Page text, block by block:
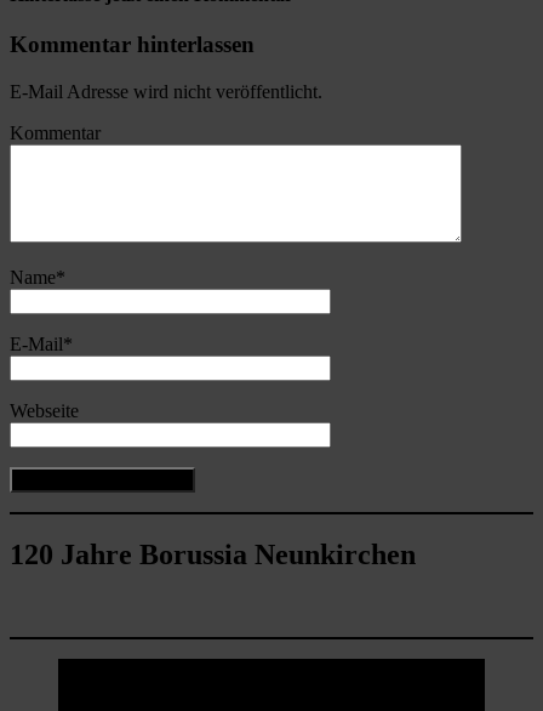
Kommentar hinterlassen
E-Mail Adresse wird nicht veröffentlicht.
Kommentar
Name*
E-Mail*
Webseite
120 Jahre Borussia Neunkirchen